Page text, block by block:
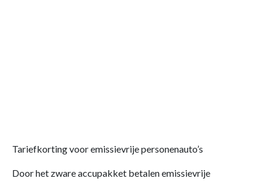
Tariefkorting voor emissievrije personenauto’s
Door het zware accupakket betalen emissievrije